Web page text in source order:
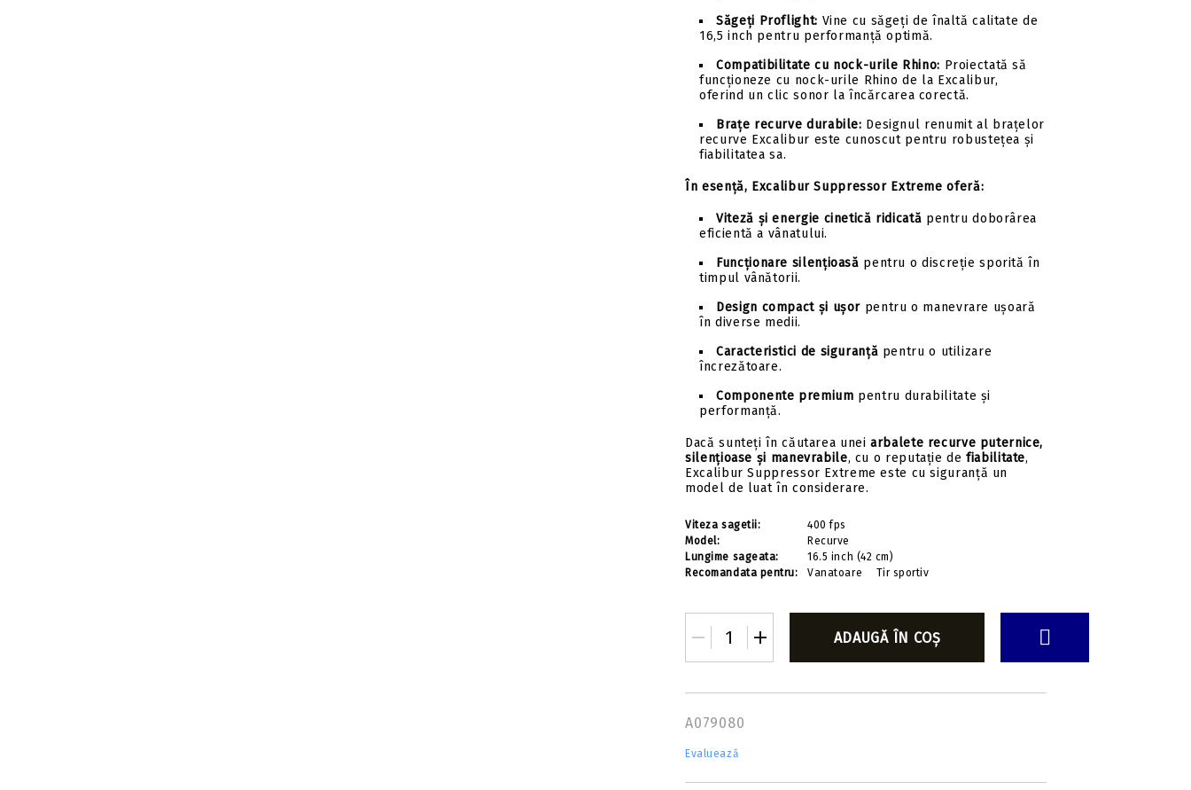
Săgeți Proflight: Vine cu săgeți de înaltă calitate de
16,5 inch pentru performanță optimă.
Compatibilitate cu nock-urile Rhino: Proiectată să
funcționeze cu nock-urile Rhino de la Excalibur,
oferind un clic sonor la încărcarea corectă.
Brațe recurve durabile: Designul renumit al brațelor
recurve Excalibur este cunoscut pentru robustețea și
fiabilitatea sa.
În esență, Excalibur Suppressor Extreme oferă:
Viteză și energie cinetică ridicată pentru doborârea
eficientă a vânatului.
Funcționare silențioasă pentru o discreție sporită în
timpul vânătorii.
Design compact și ușor pentru o manevrare ușoară
în diverse medii.
Caracteristici de siguranță pentru o utilizare
încrezătoare.
Componente premium pentru durabilitate și
performanță.
Dacă sunteți în căutarea uneiarbalete recurve puternice,
silențioase și manevrabile, cu o reputație defiabilitate,
Excalibur Suppressor Extreme este cu siguranță un
model de luat în considerare.
Viteza sagetii:
400 fps
Model:
Recurve
Lungime sageata:
16.5 inch (42 cm)
Recomandata pentru:
Vanatoare Tir sportiv
A079080
Evaluează